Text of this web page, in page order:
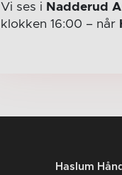
Vi ses i Nadderud
klokken 16:00 – når
Haslum